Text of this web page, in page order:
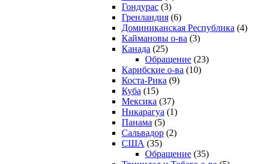
Гондурас (3)
Гренландия (6)
Доминиканская Республика (4)
Каймановы о-ва (3)
Канада (25)
Обращение (23)
Карибские о-ва (10)
Коста-Рика (9)
Куба (15)
Мексика (37)
Никарагуа (1)
Панама (5)
Сальвадор (2)
США (35)
Обращение (35)